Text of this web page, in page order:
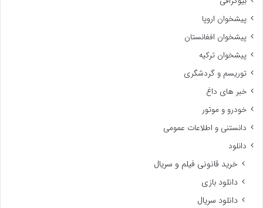
پیشخوان اروپا
پیشخوان افغانستان
پیشخوان ترکیه
توریسم و گردشگری
خبر های داغ
خودرو و موتور
دانستنی و اطلاعات عمومی
دانلود
خرید قانونی فیلم و سریال
دانلود بازی
دانلود سریال